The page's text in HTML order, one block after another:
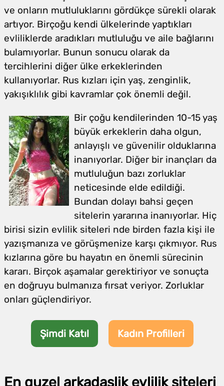
ve onların mutluluklarını gördükçe sürekli olarak
artıyor. Birçoğu kendi ülkelerinde yaptıkları
evliliklerde aradıkları mutluluğu ve aile bağlarını
bulamıyorlar. Bunun sonucu olarak da
tercihlerini diğer ülke erkeklerinden
kullanıyorlar. Rus kızları için yaş, zenginlik,
yakışıklılık gibi kavramlar çok önemli değil.
Bir çoğu kendilerinden 10-15 yaş
büyük erkeklerin daha olgun,
anlayışlı ve güvenilir olduklarına
inanıyorlar. Diğer bir inançları da
mutluluğun bazı zorluklar
neticesinde elde edildiği.
Bundan dolayı bahsi geçen
sitelerin yararına inanıyorlar. Hiç
birisi sizin evlilik siteleri nde birden fazla kişi ile
yazışmanıza ve görüşmenize karşı çıkmıyor. Rus
kızlarına göre bu hayatın en önemli sürecinin
kararı. Birçok aşamalar gerektiriyor ve sonuçta
en doğruyu bulmanıza fırsat veriyor. Zorluklar
onları güçlendiriyor.
Şimdi Katıl Kadın Profilleri
En guzel arkadaslik evlilik siteleri